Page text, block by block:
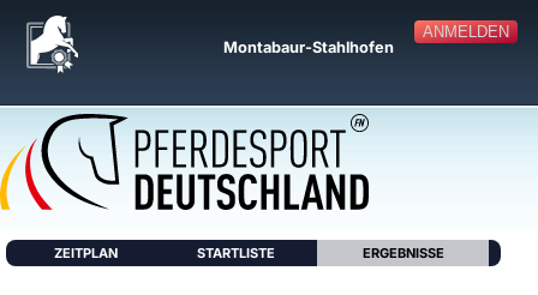
ANMELDEN
Montabaur-Stahlhofen
ZEITPLAN STARTLISTE ERGEBNISSE